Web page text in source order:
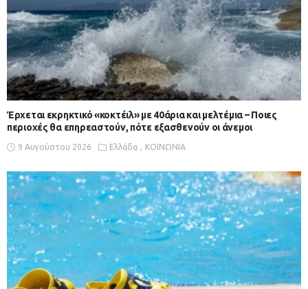
Έρχεται εκρηκτικό «κοκτέιλ» με 40άρια και μελτέμια – Ποιες
περιοχές θα επηρεαστούν, πότε εξασθενούν οι άνεμοι
9 Αυγούστου 2026 Ελλάδα ΚΟΙΝΩΝΙΑ